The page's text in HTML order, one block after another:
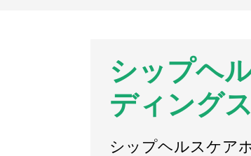
シップヘ
ディング
シップヘルスケア